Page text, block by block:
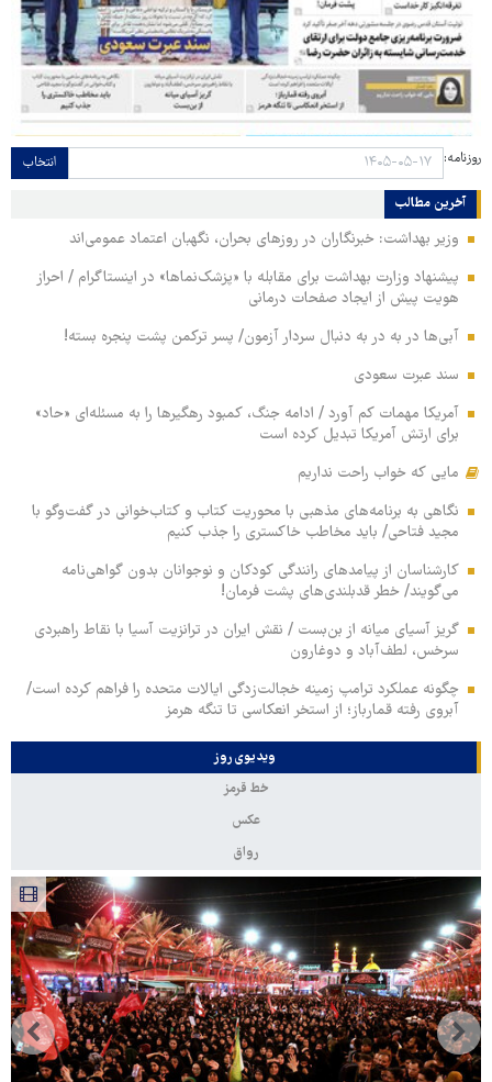
روزنامه: انتخاب
آخرین مطالب
وزیر بهداشت: خبرنگاران در روزهای بحران، نگهبان اعتماد عمومی‌اند
پیشنهاد وزارت بهداشت برای مقابله با «پزشک‌نماها» در اینستاگرام / احراز
هویت پیش از ایجاد صفحات درمانی
آبی‌ها در به در به دنبال سردار آزمون/ پسر ترکمن پشت پنجره بسته!
سند عبرت سعودی
آمریکا مهمات کم آورد / ادامه جنگ، کمبود رهگیرها را به مسئله‌ای «حاد»
برای ارتش آمریکا تبدیل کرده است
مایی که خواب راحت نداریم
نگاهی به برنامه‌های مذهبی با محوریت کتاب و کتاب‌خوانی در گفت‌وگو با
مجید فتاحی/ باید مخاطب خاکستری را جذب کنیم
کارشناسان از پیامدهای رانندگی کودکان و نوجوانان بدون گواهی‌نامه
می‌گویند/ خطر قدبلندی‌های پشت فرمان!
گریز آسیای میانه از بن‌بست / نقش ایران در ترانزیت آسیا با نقاط راهبردی
سرخس، لطف‌آباد و دوغارون
چگونه عملکرد ترامپ زمینه خجالت‌زدگی ایالات متحده را فراهم کرده است/
آبروی رفته قمارباز؛ از استخر انعکاسی تا تنگه هرمز
ویدیوی روز
خط قرمز
عکس
رواق